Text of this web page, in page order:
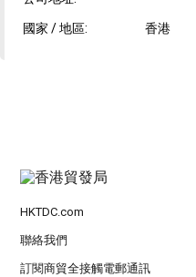
國家 / 地區: 香港
HKTDC.com
聯絡我們
訂閱商貿全接觸電郵通訊